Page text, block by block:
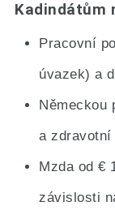
Kadindátům
Pracovní
úvazek) a
Německou
a
Mzda od €
závislosti